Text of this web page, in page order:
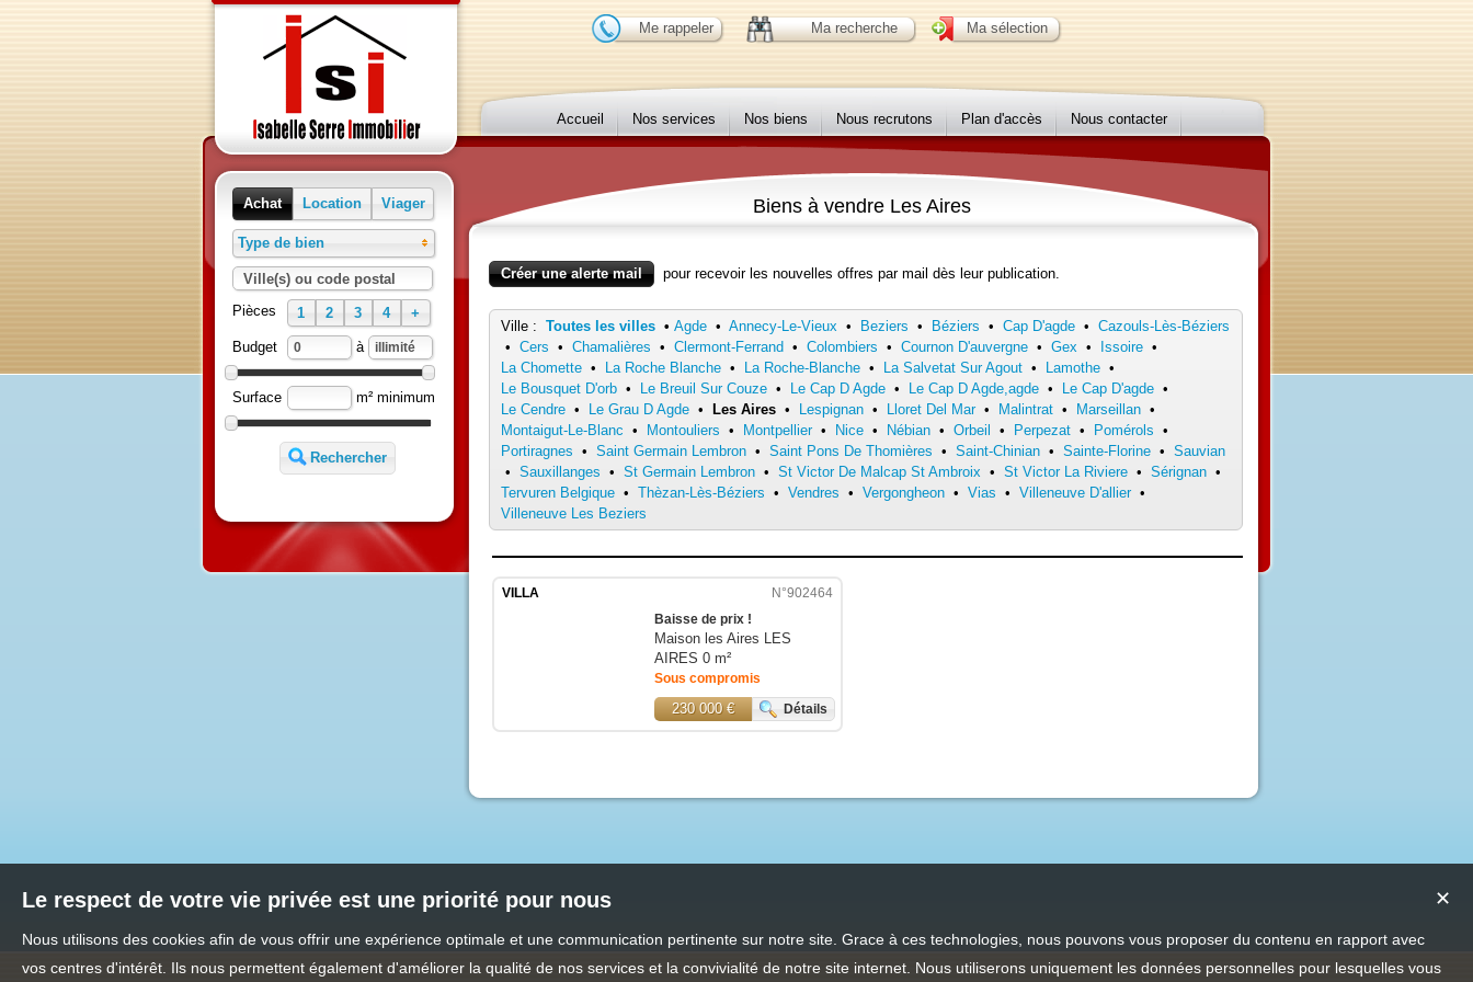
Me rappeler Ma recherche Ma sélection
Accueil Nos services Nos biens Nous recrutons Plan d'accès Nous contacter
Achat Location Viager
Type de bien
Ville(s) ou code postal
Pièces
1 2 3 4 +
Budget à
Surface m² minimum
Biens à vendre Les Aires
Créer une alerte mail pour recevoir les nouvelles offres par mail dès leur publication.
Ville : Toutes les villes • Agde • Annecy-Le-Vieux • Beziers • Béziers • Cap D'agde • Cazouls-Lès-Béziers
• Cers • Chamalières • Clermont-Ferrand • Colombiers • Cournon D'auvergne • Gex • Issoire •
La Chomette • La Roche Blanche • La Roche-Blanche • La Salvetat Sur Agout • Lamothe •
Le Bousquet D'orb • Le Breuil Sur Couze • Le Cap D Agde • Le Cap D Agde,agde • Le Cap D'agde •
Le Cendre • Le Grau D Agde • Les Aires • Lespignan • Lloret Del Mar• Malintrat • Marseillan •
Montaigut-Le-Blanc • Montouliers • Montpellier• Nice • Nébian • Orbeil • Perpezat • Pomérols •
Portiragnes • Saint Germain Lembron • Saint Pons De Thomières • Saint-Chinian • Sainte-Florine • Sauvian
• Sauxillanges • St Germain Lembron • St Victor De Malcap St Ambroix • St Victor La Riviere • Sérignan •
Tervuren Belgique • Thèzan-Lès-Béziers • Vendres • Vergongheon • Vias • Villeneuve D'allier•
Villeneuve Les Beziers
N°902464
VILLA
Baisse de prix !
Maison les Aires LES
AIRES 0 m²
Sous compromis
230 000 € Détails
✕
Le respect de votre vie privée est une priorité pour nous
Nous utilisons des cookies afin de vous offrir une expérience optimale et une communication pertinente sur notre site. Grace à ces technologies, nous pouvons vous proposer du contenu en rapport avec
vos centres d'intérêt. Ils nous permettent également d'améliorer la qualité de nos services et la convivialité de notre site internet. Nous utiliserons uniquement les données personnelles pour lesquelles vous